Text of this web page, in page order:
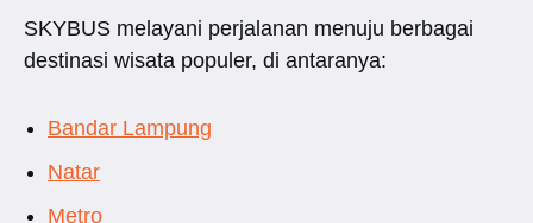
SKYBUS melayani perjalanan menuju berbagai
destinasi wisata populer, di antaranya:
Bandar Lampung
Natar
Metro